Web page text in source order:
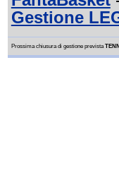
Gestione
Prossima chiusura di gestione prevista